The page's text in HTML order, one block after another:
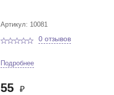
Артикул: 10081
0 отзывов
Подробнее
55 ₽